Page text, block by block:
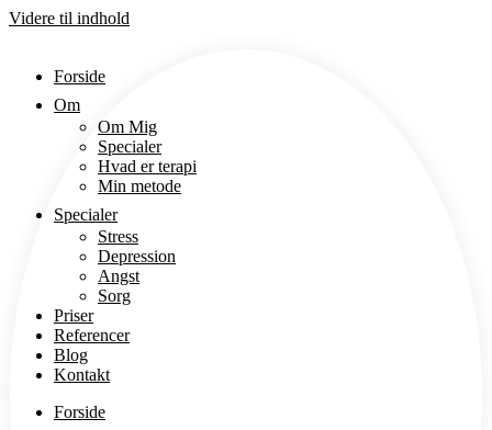
Videre til indhold
Forside
Om
Om Mig
Specialer
Hvad er terapi
Min metode
Specialer
Stress
Depression
Angst
Sorg
Priser
Referencer
Blog
Kontakt
Forside